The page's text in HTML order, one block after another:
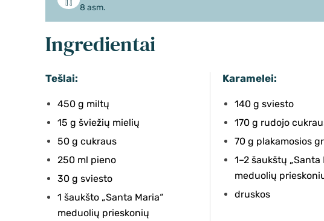
8 asm.
Ingredientai
Tešlai:
450 g miltų
15 g šviežių mielių
50 g cukraus
250 ml pieno
30 g sviesto
1 šaukšto „Santa Maria“
meduolių prieskonių
Karamelei:
140 g sviesto
170 g rudojo
70 g plakamosios
1–2 šaukštų „Santa
meduolių
druskos